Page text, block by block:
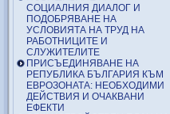
СОЦИАЛНИЯ ДИАЛОГ И
ПОДОБРЯВАНЕ НА
УСЛОВИЯТА НА ТРУД НА
РАБОТНИЦИТЕ И
СЛУЖИТЕЛИТЕ
ПРИСЪЕДИНЯВАНЕ НА
РЕПУБЛИКА БЪЛГАРИЯ КЪМ
ЕВРОЗОНАТА: НЕОБХОДИМИ
ДЕЙСТВИЯ И ОЧАКВАНИ
ЕФЕКТИ